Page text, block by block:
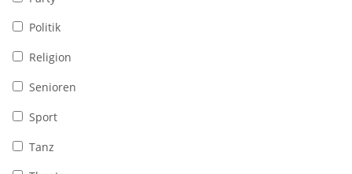
Politik
Religion
Senioren
Sport
Tanz